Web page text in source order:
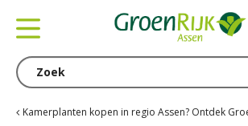
Kamerplanten kopen in regio Assen? Ontdek